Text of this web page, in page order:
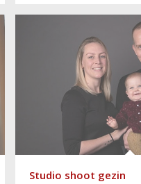
Studio shoot gezin